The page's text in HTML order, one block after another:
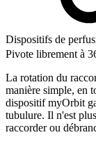
Dispositifs de
Pivote librement à
La rotation du
manière simple, en
dispositif myOrbit
tubulure. Il n'est
raccorder ou